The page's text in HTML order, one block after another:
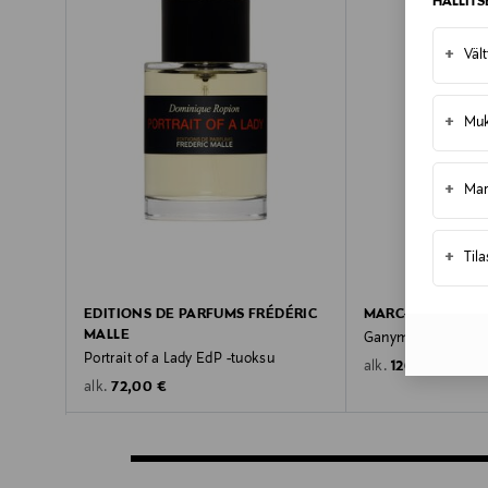
+
+
+
+
EDITIONS DE PARFUMS FRÉDÉRIC
MALLE
Portrait of a Lady EdP -tuoksu
alk. Original Price
72,00 €
MARC-ANTOINE
Ganymede EdP -
alk. Original Price
120,00 €